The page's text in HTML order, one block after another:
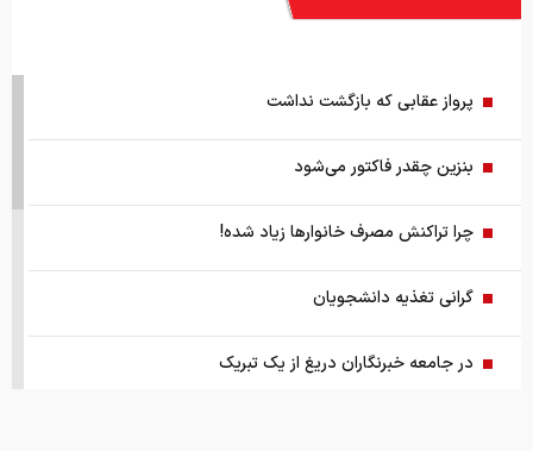
پرواز عقابی که بازگشت نداشت
بنزین چقدر فاکتور می‌شود
چرا تراکنش مصرف خانوارها زیاد شده!
گرانی تغذیه دانشجویان
در جامعه خبرنگاران دریغ از یک تبریک